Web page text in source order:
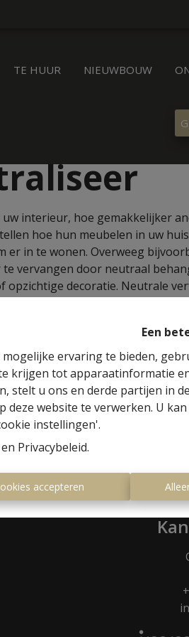
Een
mogelijke ervaring te bieden,
krijgen tot apparaatinformatie
stelt u ons en derde partijen in
deze website te verwerken. U
instellingen'.
en Privacybeleid.
accepteren
TE HUUR NIEUWBOUW
interieur, hoe gemakkelijker
hoe hun meubelen in uw
er in te wonen. Overweeg
vervangen door neutraal
opzichtige decoratie. Neutrale
hoe moeilijker de verkoop